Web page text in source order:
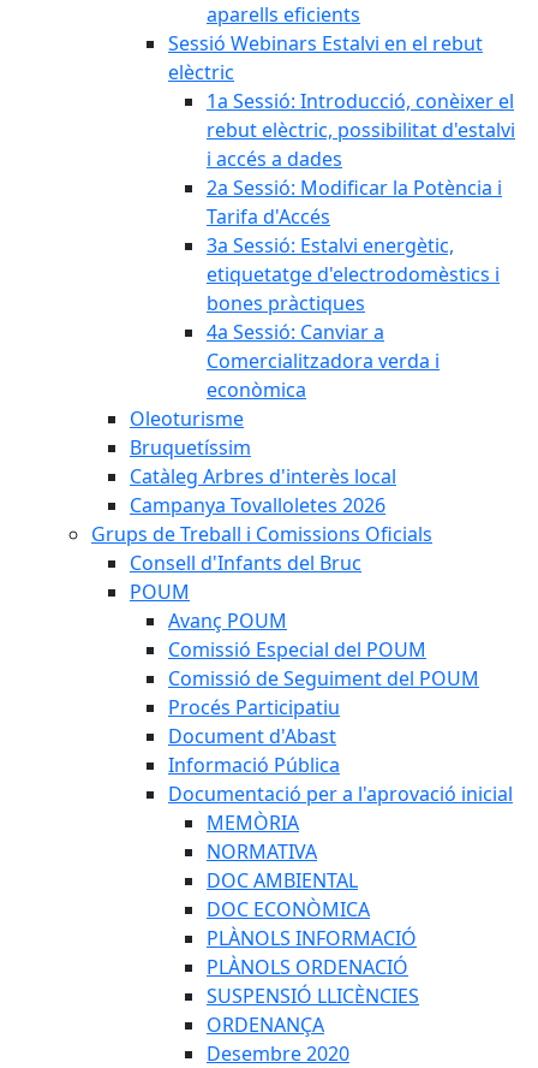
aparells eficients
Sessió Webinars Estalvi en el rebut
elèctric
1a Sessió: Introducció, conèixer el
rebut elèctric, possibilitat d'estalvi
i accés a dades
2a Sessió: Modificar la Potència i
Tarifa d'Accés
3a Sessió: Estalvi energètic,
etiquetatge d'electrodomèstics i
bones pràctiques
4a Sessió: Canviar a
Comercialitzadora verda i
econòmica
Oleoturisme
Bruquetíssim
Catàleg Arbres d'interès local
Campanya Tovalloletes 2026
Grups de Treball i Comissions Oficials
Consell d'Infants del Bruc
POUM
Avanç POUM
Comissió Especial del POUM
Comissió de Seguiment del POUM
Procés Participatiu
Document d'Abast
Informació Pública
Documentació per a l'aprovació inicial
MEMÒRIA
NORMATIVA
DOC AMBIENTAL
DOC ECONÒMICA
PLÀNOLS INFORMACIÓ
PLÀNOLS ORDENACIÓ
SUSPENSIÓ LLICÈNCIES
ORDENANÇA
Desembre 2020